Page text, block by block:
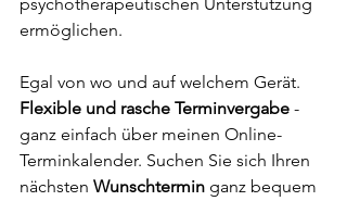
psychotherapeutischen Unterstützung
ermöglichen.
Egal von wo und auf welchem Gerät.
Flexible und rasche Terminvergabe -
ganz einfach über meinen Online-
Terminkalender. Suchen Sie sich Ihren
nächsten Wunschtermin ganz bequem